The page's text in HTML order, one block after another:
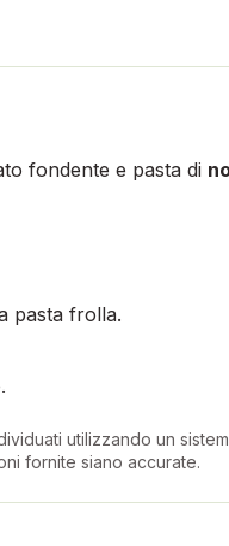
fondente e pasta di
pasta frolla.
utilizzando un
fornite siano accurate.